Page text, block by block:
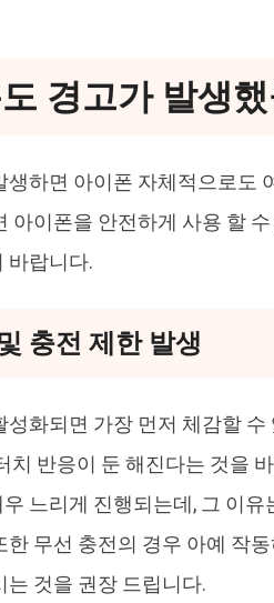
경고가 발생
생하면 아이폰 자체적으로도
아이폰을 안전하게 사용 할
바랍니다.
충전 제한 발생
성화되면 가장 먼저 체감할
치 반응이 둔 해진다는 것을
느리게 진행되는데, 그 이
한 무선 충전의 경우 아예 작
는 것을 권장 드립니다.